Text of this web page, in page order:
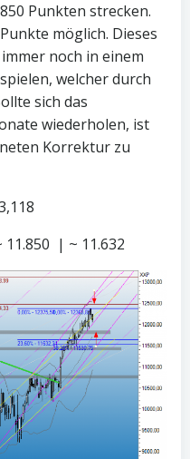
Punkten strecken.
möglich. Dieses
noch in einem
welcher durch
sich das
wiederholen, ist
Korrektur zu
| ~ 11.632